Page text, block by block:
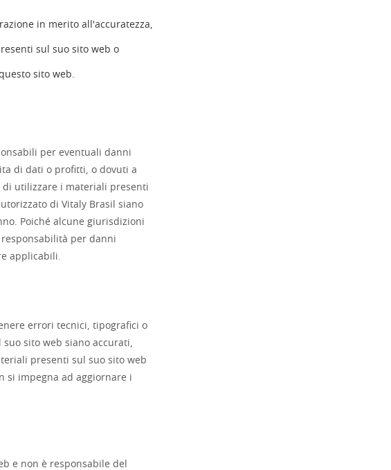
in merito all'accuratezza,
sul suo sito web o
sito web.
per eventuali danni
di dati o profitti, o dovuti a
utilizzare i materiali presenti
di Vitaly Brasil siano
Poiché alcune giurisdizioni
per danni
applicabili.
errori tecnici, tipografici o
sito web siano accurati,
presenti sul suo sito web
si impegna ad aggiornare i
e non è responsabile del